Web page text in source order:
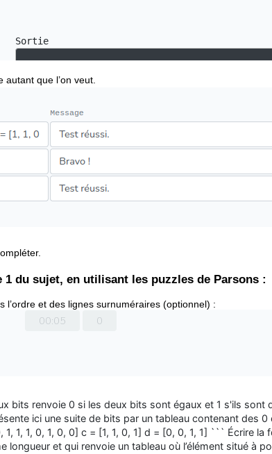
que l’on veut.
1 du sujet, en utilisant les puzzles de Parsons :
et des lignes surnuméraires (optionnel) :